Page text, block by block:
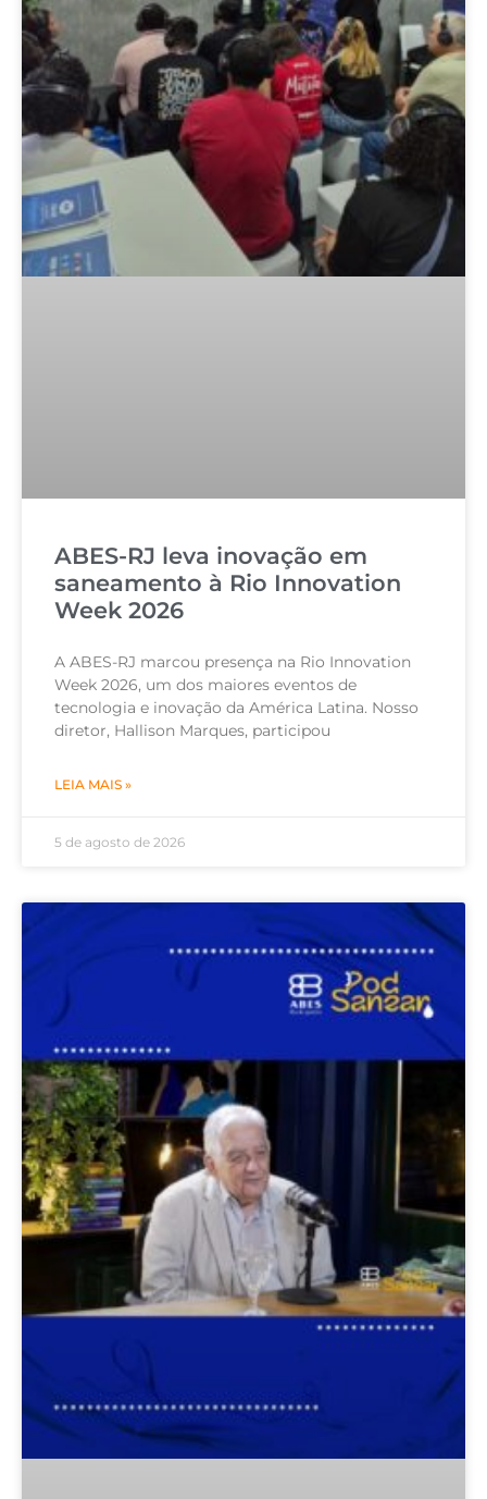
ABES-RJ leva inovação em
saneamento à Rio Innovation
Week 2026
A ABES-RJ marcou presença na Rio Innovation
Week 2026, um dos maiores eventos de
tecnologia e inovação da América Latina. Nosso
diretor, Hallison Marques, participou
LEIA MAIS »
5 de agosto de 2026